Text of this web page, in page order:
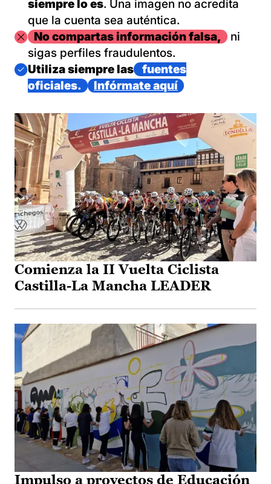
siempre lo es. Una imagen no acredita
que la cuenta sea auténtica.
ImagenNo compartas información falsa,
ni
sigas perfiles fraudulentos.
Imagen
Utiliza siempre las
fuentes
oficiales.
Infórmate aquí
Comienza la II Vuelta Ciclista
Castilla-La Mancha LEADER
Impulso a proyectos de Educación